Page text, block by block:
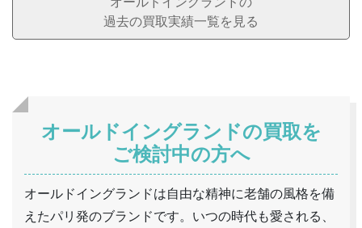
過去の買取実績一覧を見る
オールドイングランドの買取を
ご検討中の方へ
オールドイングランドは自由な精神に老舗の風格を備
えたパリ発のブランドです。いつの時代も愛される、